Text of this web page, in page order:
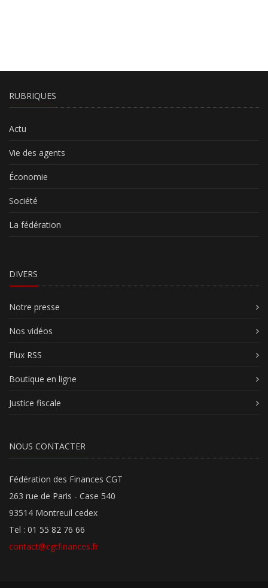
RUBRIQUES
Actu
Vie des agents
Économie
Société
La fédération
DIVERS
Notre presse
Nos vidéos
Flux RSS
Boutique en ligne
Justice fiscale
NOUS CONTACTER
Fédération des Finances CGT
263 rue de Paris - Case 540
93514 Montreuil cedex
Tel : 01 55 82 76 66
contact@cgtfinances.fr